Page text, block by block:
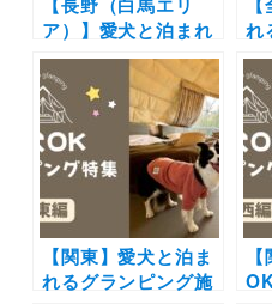
ア）】愛犬と泊まれ
る宿11選！温泉付き
のリゾートホテルか
らペットフレンドリ
ーなペンションまで
を厳選（実際のおで
かけレポートあり）
れ
42
の
や
ペ
を
【関東】愛犬と泊ま
れるグランピング施